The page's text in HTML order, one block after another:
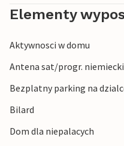
przyrodę na ścieżkach
Djurs Sommerland i tutaj
Elementy
Aktywnosci w domu
Antena sat/progr.
Bezplatny parking na
Bilard
Dom dla niepalacych